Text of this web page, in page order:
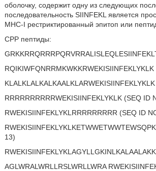
оболочку, содержит одну из следующих
последовательность SIINFEKL является
MHC-I рестриктированный эпитоп или
CPP пептиды:
RRRRRRRRRRWEKISIINFEKLYKLK (SEQ ID
RWEKISIINFEKLYKLRRRRRRRRR (SEQ ID
13)
AGLWRALWRLLRSLWRLLWRA